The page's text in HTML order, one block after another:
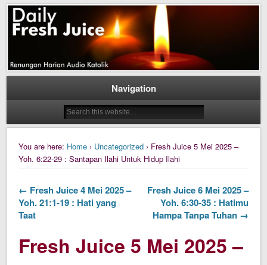
Daily Fresh Juice
Daily Fresh Juice Renungan Harian Katolik Menyejukkan dan Menyegarkan
Navigation
You are here: Home › Uncategorized › Fresh Juice 5 Mei 2025 –
Yoh. 6:22-29 : Santapan Ilahi Untuk Hidup Ilahi
← Fresh Juice 4 Mei 2025 –
Yoh. 21:1-19 : Hati yang
Taat
Fresh Juice 6 Mei 2025 –
Yoh. 6:30-35 : Hatimu
Hampa Tanpa Tuhan →
Fresh Juice 5 Mei 2025 –